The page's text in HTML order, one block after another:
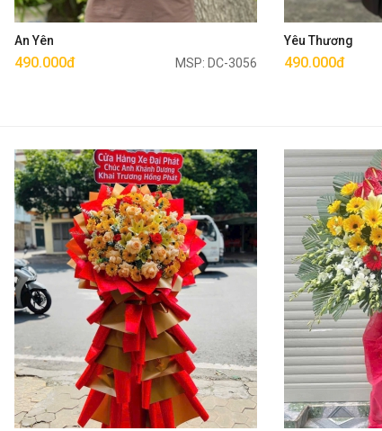
An Yên
490.000đ MSP: DC-3056
Mua ngay
Yêu Thương
490.000đ
Mua ngay